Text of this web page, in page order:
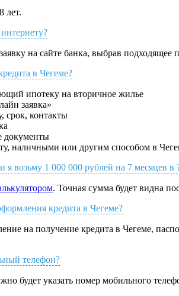
лет.
на сайте банка, выбрав подходящее
в Чегеме?
ипотеку на вторичное жилье
заявка»
срок, контакты
документы
наличными или другим способом в
я возьму 1 000 000 рублей на 7 месяцев в
. Точная сумма будет видна
кредита в Чегеме?
на получение кредита в Чегеме,
телефон?
будет указать номер мобильного